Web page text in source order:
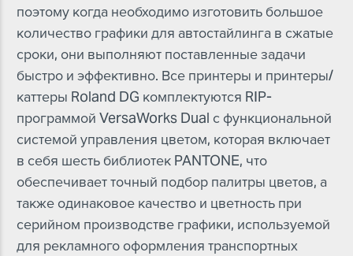
поэтому когда необходимо изготовить большое
количество графики для автостайлинга в сжатые
сроки, они выполняют поставленные задачи
быстро и эффективно. Все принтеры и принтеры/
каттеры Roland DG комплектуются RIP-
программой VersaWorks Dual с функциональной
системой управления цветом, которая включает
в себя шесть библиотек PANTONE, что
обеспечивает точный подбор палитры цветов, а
также одинаковое качество и цветность при
серийном производстве графики, используемой
для рекламного оформления транспортных